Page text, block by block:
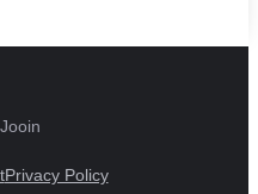
Privacy Policy